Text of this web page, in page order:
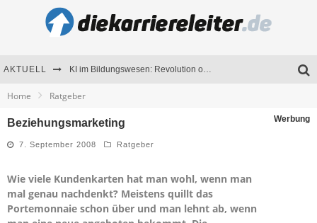
AKTUELL KI im Bildungswesen: Revolution oder Risiko für Schulen und Universitäten?
Home Ratgeber
Beziehungsmarketing Werbung
7. September 2008 Ratgeber
Wie viele Kundenkarten hat man wohl, wenn man
mal genau nachdenkt? Meistens quillt das
Portemonnaie schon über und man lehnt ab, wenn